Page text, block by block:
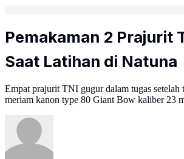
Pemakaman 2 Prajurit
Saat Latihan di Natuna
Empat prajurit TNI gugur dalam tugas setelah
meriam kanon type 80 Giant Bow kaliber 23